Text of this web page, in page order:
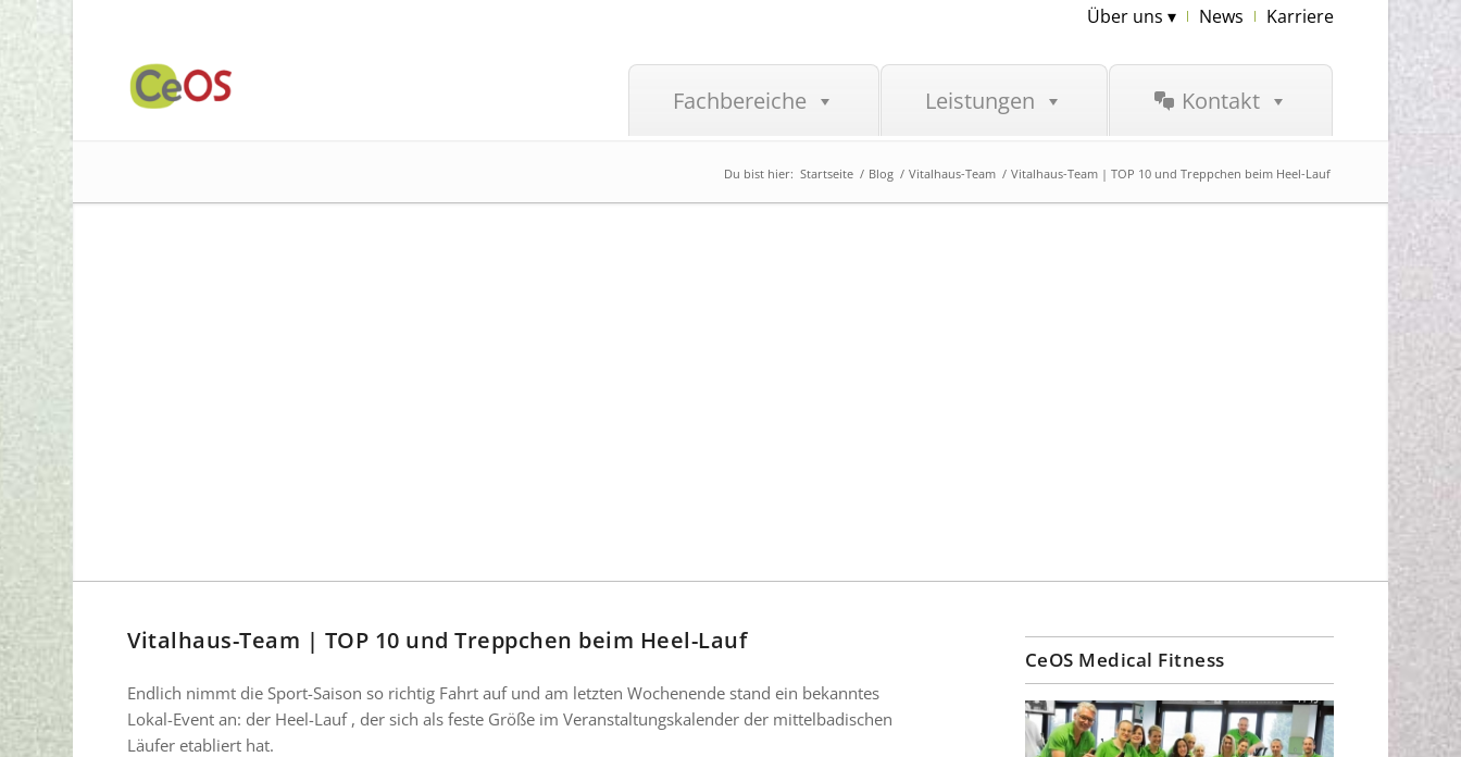
Über uns ▾ News Karriere
Fachbereiche Leistungen Kontakt
Du bist hier: Startseite / Blog / Vitalhaus-Team / Vitalhaus-Team | TOP 10 und Treppchen beim Heel-Lauf
Vitalhaus-Team | TOP 10 und Treppchen beim Heel-Lauf
Endlich nimmt die Sport-Saison so richtig Fahrt auf und am letzten Wochenende stand ein bekanntes
Lokal-Event an: der Heel-Lauf , der sich als feste Größe im Veranstaltungskalender der mittelbadischen
Läufer etabliert hat.
CeOS Medical Fitness